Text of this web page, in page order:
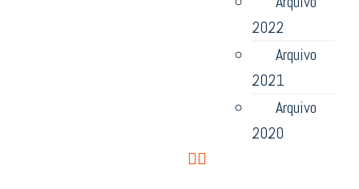
2022
Arquivo
2021
Arquivo
2020